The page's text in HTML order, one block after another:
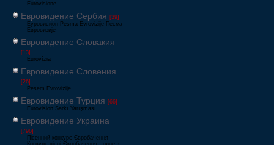
Eurovisione
Евровидение Сербия [39]
Еуровисион Pesma Evrovizije Песма
Евровизије
Евровидение Словакия
[13]
Eurovízia
Евровидение Словения
[26]
Pesem Evrovizije
Евровидение Турция [66]
Eurovision Şarkı Yarışması
Евровидение Украина
[796]
Пісенний конкурс Євробачення
Конкурс пісні Євробачення - одне з